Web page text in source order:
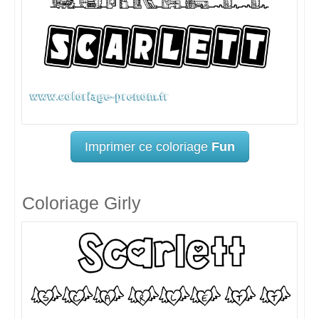
Imprimer ce coloriage Fun
Coloriage Girly